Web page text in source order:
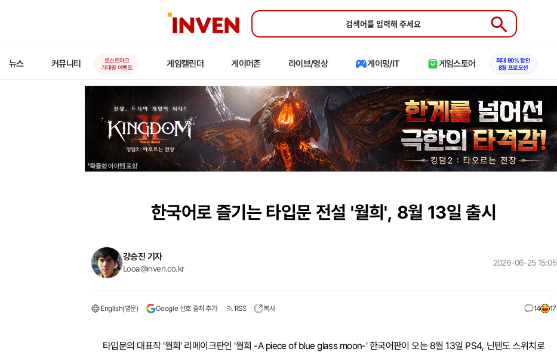
인
Submit
뉴스 커뮤니티
로스트아크
기대평 이벤트
게임캘린더 게이머존 라이브/영상 게이밍/IT 게임스토어
최대 90% 할인
8월 프로모션
한국어로 즐기는 타입문 전설 '월희', 8월 13일 출시
강승진 기자
Looa@inven.co.kr
English(영문) Google 선호 출처 추가 RSS 복사 14 17
2026-06-25 15:05
타입문의 대표작 '월희' 리메이크판인 '월희 -A piece of blue glass moon-' 한국어판이 오는 8월 13일 PS4, 닌텐도 스위치로